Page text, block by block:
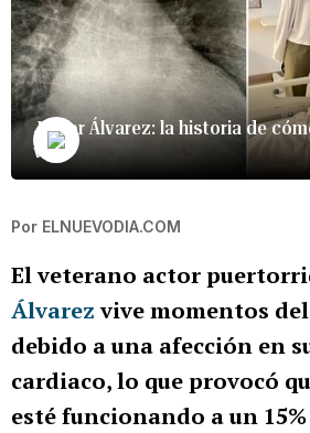
Junior Álvarez: la historia de
vida"
Por ELNUEVODIA.COM
El veterano actor
Álvarezvive momentos
debido a una afección en
cardiaco, lo que provocó
esté funcionando a un 15%